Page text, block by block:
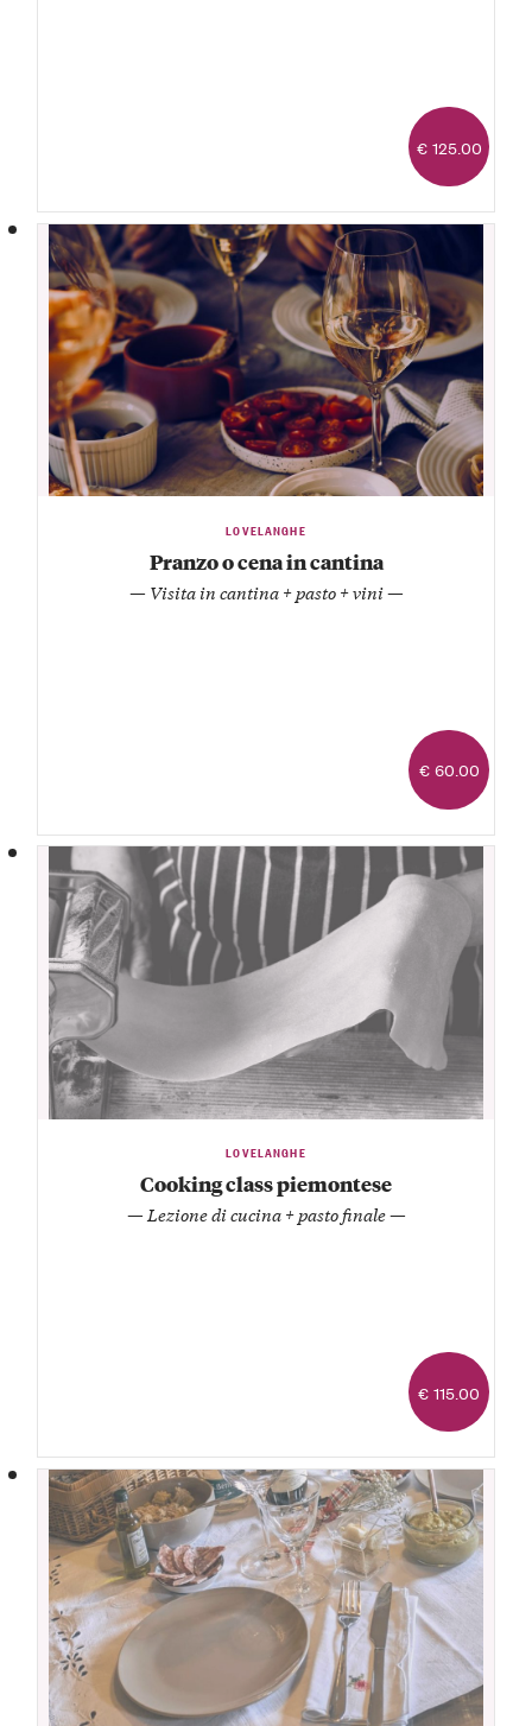
€ 125.00
LOVELANGHE
Pranzo o cena in cantina
— Visita in cantina + pasto + vini —
€ 60.00
LOVELANGHE
Cooking class piemontese
— Lezione di cucina + pasto finale —
€ 115.00